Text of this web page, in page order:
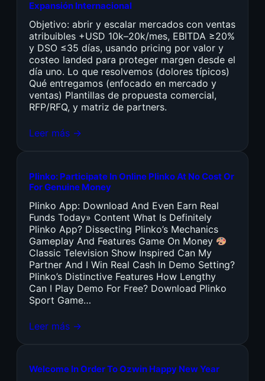
Expansión Internacional
Objetivo: abrir y escalar mercados con ventas
atribuibles +USD 10k–20k/mes, EBITDA ≥20%
y DSO ≤35 días, usando pricing por valor y
costeo landed para proteger margen desde el
día uno. Lo que resolvemos (dolores típicos)
Qué entregamos (enfocado en mercado y
ventas) Plantillas de propuesta comercial,
RFP/RFQ, y matriz de partners.
Leer más →
Plinko: Participate In Online Plinko At No Cost Or
For Genuine Money
Plinko App: Download And Even Earn Real
Funds Today» Content What Is Definitely
Plinko App? Dissecting Plinko’s Mechanics
Gameplay And Features Game On Money
Classic Television Show Inspired Can My
Partner And I Win Real Cash In Demo Setting?
Plinko’s Distinctive Features How Lengthy
Can I Play Demo For Free? Download Plinko
Sport Game…
Leer más →
Welcome In Order To Ozwin Happy New Year